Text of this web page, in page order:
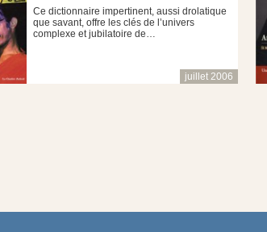
Ce dictionnaire impertinent, aussi drolatique
que savant, offre les clés de l’univers
complexe et jubilatoire de…
juillet 2006